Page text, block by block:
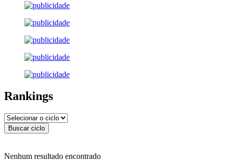
Rankings
Nenhum resultado encontrado